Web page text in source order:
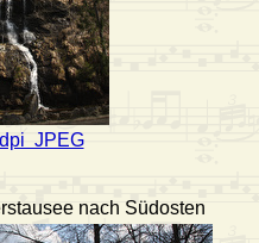
JPEG
nach Südosten